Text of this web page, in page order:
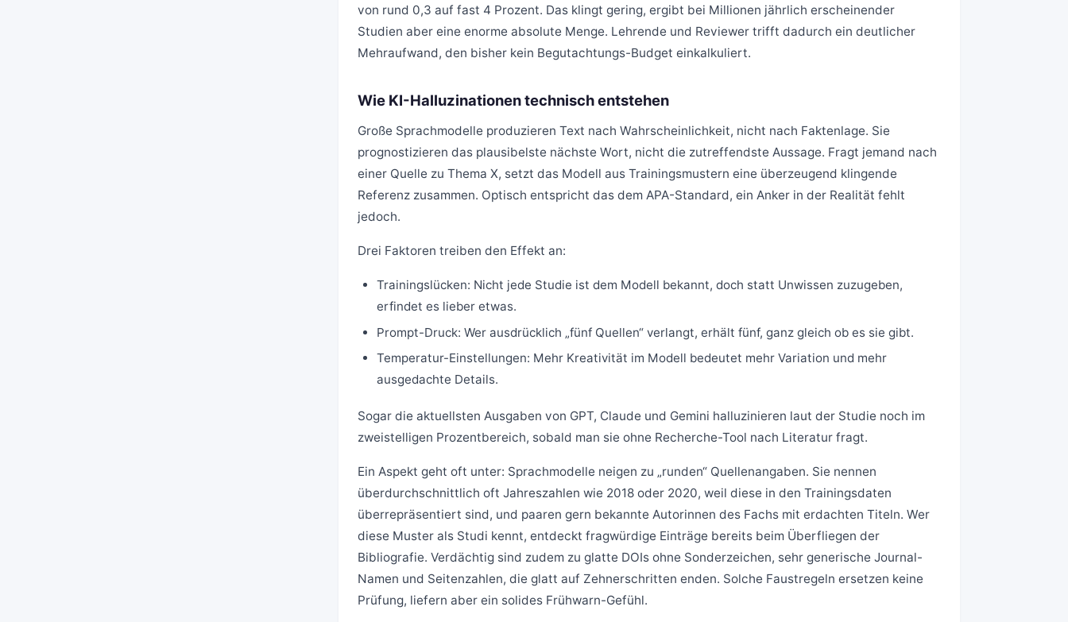
von rund 0,3 auf fast 4 Prozent. Das klingt gering, ergibt bei Millionen jährlich erscheinender
Studien aber eine enorme absolute Menge. Lehrende und Reviewer trifft dadurch ein deutlicher
Mehraufwand, den bisher kein Begutachtungs-Budget einkalkuliert.
Wie KI-Halluzinationen technisch entstehen
Große Sprachmodelle produzieren Text nach Wahrscheinlichkeit, nicht nach Faktenlage. Sie
prognostizieren das plausibelste nächste Wort, nicht die zutreffendste Aussage. Fragt jemand nach
einer Quelle zu Thema X, setzt das Modell aus Trainingsmustern eine überzeugend klingende
Referenz zusammen. Optisch entspricht das dem APA-Standard, ein Anker in der Realität fehlt
jedoch.
Drei Faktoren treiben den Effekt an:
Trainingslücken: Nicht jede Studie ist dem Modell bekannt, doch statt Unwissen zuzugeben,
erfindet es lieber etwas.
Prompt-Druck: Wer ausdrücklich „fünf Quellen“ verlangt, erhält fünf, ganz gleich ob es sie gibt.
Temperatur-Einstellungen: Mehr Kreativität im Modell bedeutet mehr Variation und mehr
ausgedachte Details.
Sogar die aktuellsten Ausgaben von GPT, Claude und Gemini halluzinieren laut der Studie noch im
zweistelligen Prozentbereich, sobald man sie ohne Recherche-Tool nach Literatur fragt.
Ein Aspekt geht oft unter: Sprachmodelle neigen zu „runden“ Quellenangaben. Sie nennen
überdurchschnittlich oft Jahreszahlen wie 2018 oder 2020, weil diese in den Trainingsdaten
überrepräsentiert sind, und paaren gern bekannte Autorinnen des Fachs mit erdachten Titeln. Wer
diese Muster als Studi kennt, entdeckt fragwürdige Einträge bereits beim Überfliegen der
Bibliografie. Verdächtig sind zudem zu glatte DOIs ohne Sonderzeichen, sehr generische Journal-
Namen und Seitenzahlen, die glatt auf Zehnerschritten enden. Solche Faustregeln ersetzen keine
Prüfung, liefern aber ein solides Frühwarn-Gefühl.